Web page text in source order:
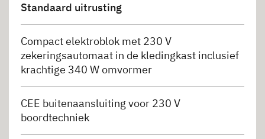
Standaard uitrusting
Compact elektroblok met 230 V
zekeringsautomaat in de kledingkast inclusief
krachtige 340 W omvormer
CEE buitenaansluiting voor 230 V
boordtechniek